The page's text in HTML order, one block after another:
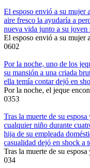
El esposo envió a su mujer
aire fresco la ayudaría a
nueva vida junto a su
El esposo envió a su mujer
0602
Por la noche, uno de los
su mansión a una criada
ella temía contar dejó en
Por la noche, el jeque
0353
Tras la muerte de su
cualquier niño durante
hija de su empleada
casualidad dejó en shock a
Tras la muerte de su
034